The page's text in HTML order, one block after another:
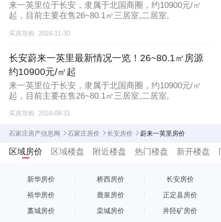
来一英里位于长安，隶属于北国商圈，约10900元/㎡
起，目前主要在售26~80.1㎡三居室,二居室,
买房导购 2024-11-30
长安蔚来一英里最新情况一览！26~80.1㎡房源
约10900元/㎡起
来一英里位于长安，隶属于北国商圈，约10900元/㎡
起，目前主要在售26~80.1㎡三居室,二居室,
买房导购 2024-08-31
石家庄房产信息网 石家庄房价 长安房价 蔚来一英里房价
区域房价 区域楼盘 附近楼盘 热门楼盘 新开楼盘
新华房价 桥西房价 长安房价
裕华房价 鹿泉房价 正定县房价
藁城房价 栾城房价 井陉矿房价